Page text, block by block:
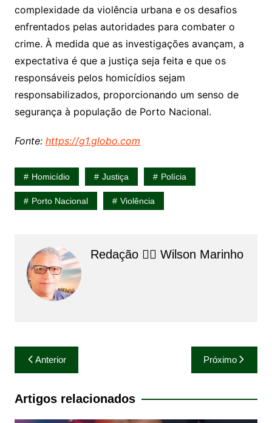
complexidade da violência urbana e os desafios
enfrentados pelas autoridades para combater o
crime. À medida que as investigações avançam, a
expectativa é que a justiça seja feita e que os
responsáveis pelos homicídios sejam
responsabilizados, proporcionando um senso de
segurança à população de Porto Nacional.
Fonte: https://g1.globo.com
Homicídio Justiça Polícia
Porto Nacional Violência
Redação 👨‍⚖️​ Wilson Marinho
Navegação
de
Post
Anterior Próximo
Artigos relacionados